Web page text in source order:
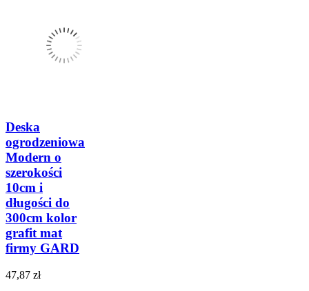
Deska
ogrodzeniowa
Modern o
szerokości
10cm i
długości do
300cm kolor
grafit mat
firmy GARD
47,87 zł